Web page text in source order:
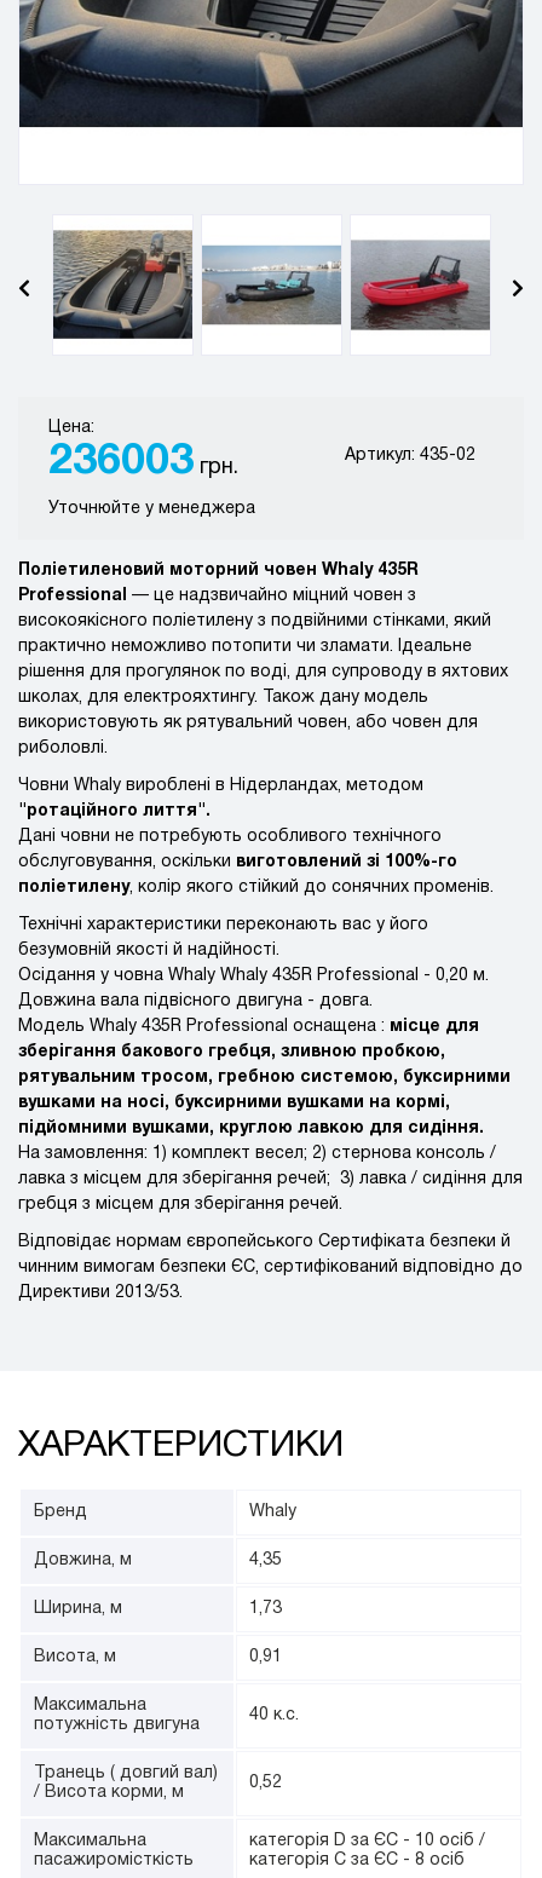
Цена:
236003 грн.
Артикул: 435-02
Уточнюйте у менеджера
Поліетиленовий моторний човен Whaly 435R
Professional — це надзвичайно міцний човен з
високоякісного поліетилену з подвійними стінками, який
практично неможливо потопити чи зламати. Ідеальне
рішення для прогулянок по воді, для супроводу в яхтових
школах, для електрояхтингу. Також дану модель
використовують як рятувальний човен, або човен для
риболовлі.
Човни Whaly вироблені в Нідерландах, методом
"ротаційного лиття".
Дані човни не потребують особливого технічного
обслуговування, оскільки
виготовлений зі 100%-го
поліетилену, колір якого стійкий до сонячних променів.
Технічні характеристики переконають вас у його
безумовній якості й надійності.
Осідання у човна Whaly Whaly 435R Professional - 0,20 м.
Довжина вала підвісного двигуна - довга.
Модель Whaly 435R Professional оснащена :
місце для
зберігання бакового гребця, зливною пробкою,
рятувальним тросом, гребною системою, буксирними
вушками на носі, буксирними вушками на кормі,
підйомними вушками, круглою лавкою для сидіння.
На замовлення: 1) комплект весел; 2) стернова консоль /
лавка з місцем для зберігання речей; 3) лавка / сидіння для
гребця з місцем для зберігання речей.
Відповідає нормам європейського Сертифіката безпеки й
чинним вимогам безпеки ЄС, сертифікований відповідно до
Директиви 2013/53.
ХАРАКТЕРИСТИКИ
Бренд Whaly
Довжина, м 4,35
Ширина, м 1,73
Висота, м 0,91
Максимальна
потужність двигуна
40 к.с.
Транець ( довгий вал)
/ Висота корми, м
0,52
Максимальна
пасажиромісткість
категорія D за ЄС - 10 осіб /
категорія С за ЄС - 8 осіб